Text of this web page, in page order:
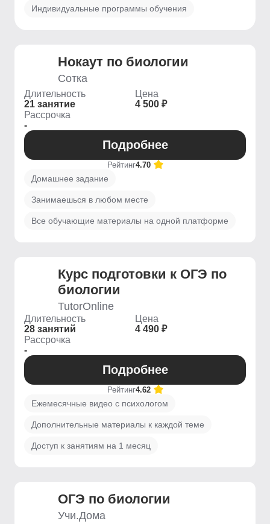
Индивидуальные программы обучения
Нокаут по биологии
Сотка
Длительность
21 занятие
Цена
4 500 ₽
Рассрочка
-
Подробнее
Рейтинг4.70
Домашнее задание
Занимаешься в любом месте
Все обучающие материалы на одной платформе
Курс подготовки к ОГЭ по
биологии
TutorOnline
Длительность
28 занятий
Цена
4 490 ₽
Рассрочка
-
Подробнее
Рейтинг4.62
Ежемесячные видео с психологом
Дополнительные материалы к каждой теме
Доступ к занятиям на 1 месяц
ОГЭ по биологии
Учи.Дома